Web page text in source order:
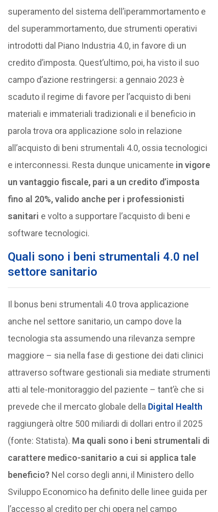
superamento del sistema dell’iperammortamento e
del superammortamento, due strumenti operativi
introdotti dal Piano Industria 4.0, in favore di un
credito d’imposta. Quest’ultimo, poi, ha visto il suo
campo d’azione restringersi: a gennaio 2023 è
scaduto il regime di favore per l’acquisto di beni
materiali e immateriali tradizionali e il beneficio in
parola trova ora applicazione solo in relazione
all’acquisto di beni strumentali 4.0, ossia tecnologici
e interconnessi. Resta dunque unicamente in vigore
un vantaggio fiscale, pari a un credito d’imposta
fino al 20%, valido anche per i professionisti
sanitari e volto a supportare l’acquisto di beni e
software tecnologici.
Quali sono i beni strumentali 4.0 nel
settore sanitario
Il bonus beni strumentali 4.0 trova applicazione
anche nel settore sanitario, un campo dove la
tecnologia sta assumendo una rilevanza sempre
maggiore – sia nella fase di gestione dei dati clinici
attraverso software gestionali sia mediate strumenti
atti al tele-monitoraggio del paziente – tant’è che si
prevede che il mercato globale della Digital Health
raggiungerà oltre 500 miliardi di dollari entro il 2025
(fonte: Statista). Ma quali sono i beni strumentali di
carattere medico-sanitario a cui si applica tale
beneficio? Nel corso degli anni, il Ministero dello
Sviluppo Economico ha definito delle linee guida per
l’accesso al credito per chi opera nel campo